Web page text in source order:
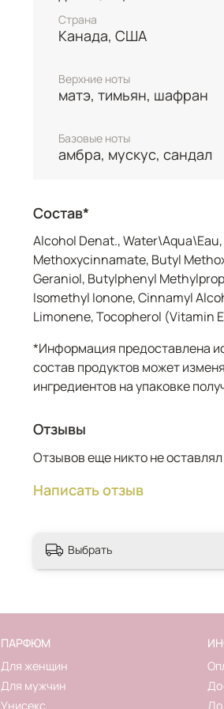
кашемирового пальто на
Флакон 50 мл в
оптимальный выбор для
кто хочет окружить себя
элегантности каждый день.
Страна
Канада, США
Верхние ноты
матэ, тимьян, шафран
Базовые ноты
амбра, мускус, сандал
Состав*
Alcohol Denat.,
Methoxycinnamate, Butyl
Geraniol, Butylphenyl
Isomethyl Ionone, Cinnamyl
Limonene, Tocopherol (Vitamin
*Информация предоставлена
состав продуктов может
ингредиентов на упаковке
Отзывы
Отзывов еще никто не оставлял
Написать отзыв
Выбрать
ПАРФЮМ
Для женщин
Для мужчин
Унисекс